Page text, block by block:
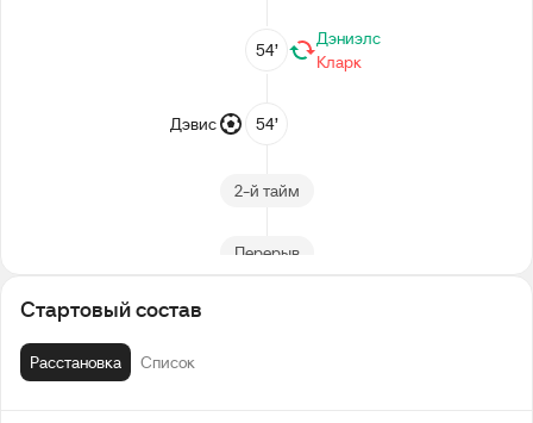
54’
Дэниэлс
Кларк
54’
Дэвис
2-й тайм
Перерыв
Уайзмэн
Стартовый состав
Расстановка Список